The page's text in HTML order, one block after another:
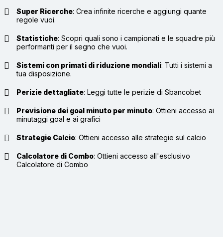
Super Ricerche: Crea infinite ricerche e aggiungi quante
regole vuoi.
Statistiche: Scopri quali sono i campionati e le squadre più
performanti per il segno che vuoi.
Sistemi con primati di riduzione mondiali: Tutti i sistemi a
tua disposizione.
Perizie dettagliate: Leggi tutte le perizie di Sbancobet
Previsione dei goal minuto per minuto: Ottieni accesso ai
minutaggi goal e ai grafici
Strategie Calcio: Ottieni accesso alle strategie sul calcio
Calcolatore di Combo: Ottieni accesso all'esclusivo
Calcolatore di Combo